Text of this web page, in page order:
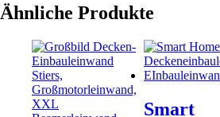
Die
Optionen
können
auf
der
Produktseite
gewählt
werden
Ähnliche Produkte
Smart